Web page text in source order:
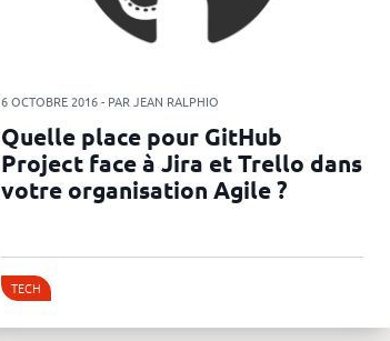
6 OCTOBRE 2016 - PAR JEAN RALPHIO
Quelle place pour GitHub
Project face à Jira et Trello dans
votre organisation Agile ?
TECH